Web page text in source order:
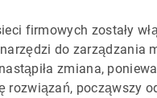
firmowych zostały
do zarządzania
zmiana,
rozwiązań, począwszy